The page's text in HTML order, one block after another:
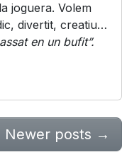
joguera. Volem
divertit, creatiu…
en un bufit”.
Newer posts →